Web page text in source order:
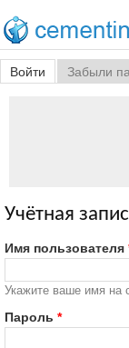
Главные
Войти (активная
Забыли
Учётная
Имя пользователя
Укажите ваше имя на
Пароль *